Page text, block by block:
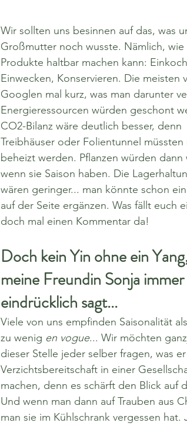
Wir sollten uns besinnen auf das, was
Großmutter noch wusste. Nämlich, wie
Produkte haltbar machen kann:
Einwecken, Konservieren. Die meisten
Googlen mal kurz, was man darunter
Energieressourcen würden geschont
CO2-Bilanz wäre deutlich besser, denn
Treibhäuser oder Folientunnel müssten
beheizt werden. Pflanzen würden dann
wenn sie Saison haben. Die
wären geringer... man könnte schon
auf der Seite ergänzen. Was fällt euch
doch mal einen Kommentar da!
Doch kein Yin ohne ein
meine Freundin Sonja
eindrücklich sagt...
Viele von uns empfinden Saisonalität
zu wenig en vogue... Wir möchten
dieser Stelle jeder selber fragen, was
Verzichtsbereitschaft in einer
machen, denn es schärft den Blick auf
Und wenn man dann auf Trauben aus
man sie im Kühlschrank vergessen